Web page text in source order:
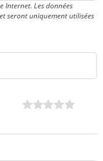
Internet. Les données
seront uniquement utilisées